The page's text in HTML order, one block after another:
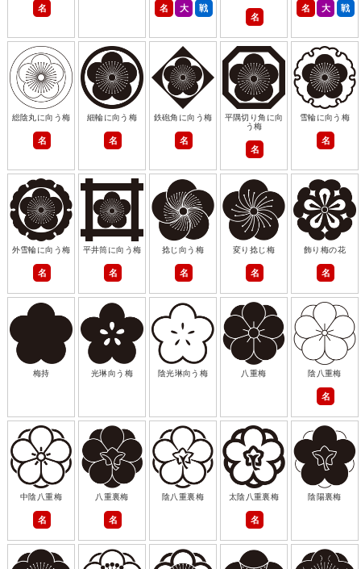
名 名 大 戦
名
名 大 戦
総陰丸に向う梅
名
細輪に向う梅
名
鉄砲角に向う梅
名
平隅切り角に向
う梅
名
雪輪に向う梅
名
外雪輪に向う梅
名
平井筒に向う梅
名
捻じ向う梅
名
変り捻じ梅
名
飾り梅の花
名
梅持 光琳向う梅 陰光琳向う梅 八重梅 陰八重梅
名
中陰八重梅
名
八重裏梅
名
陰八重裏梅 太陰八重裏梅
名
陰陽裏梅